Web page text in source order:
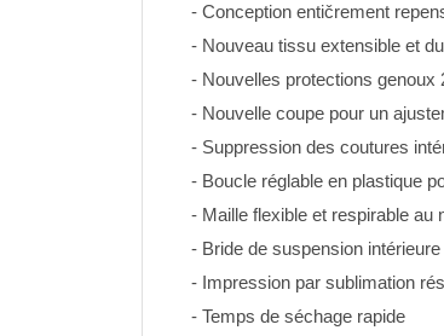
- Conception entičrement
- Nouveau tissu extensible et
- Nouvelles protections genoux
- Nouvelle coupe pour un
- Suppression des coutures
- Boucle réglable en plastique
- Maille flexible et respirable au
- Bride de suspension intérieure
- Impression par sublimation
- Temps de séchage rapide